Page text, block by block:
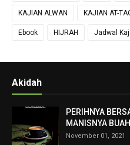
KAJIAN ALWAN KAJIAN AT-
Ebook HIJRAH Jadwal
Akidah
PERIHNYA
MANISNYA
November 01, 2021